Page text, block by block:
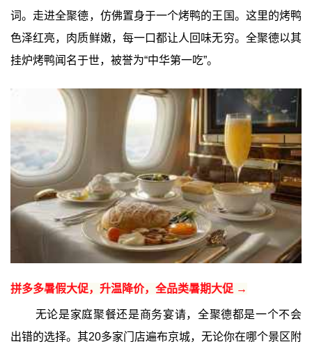
词。走进全聚德，仿佛置身于一个烤鸭的王国。这里的烤鸭
色泽红亮，肉质鲜嫩，每一口都让人回味无穷。全聚德以其
挂炉烤鸭闻名于世，被誉为“中华第一吃”。
拼多多暑假大促，升温降价，全品类暑期大促 →
无论是家庭聚餐还是商务宴请，全聚德都是一个不会
出错的选择。其20多家门店遍布京城，无论你在哪个景区附